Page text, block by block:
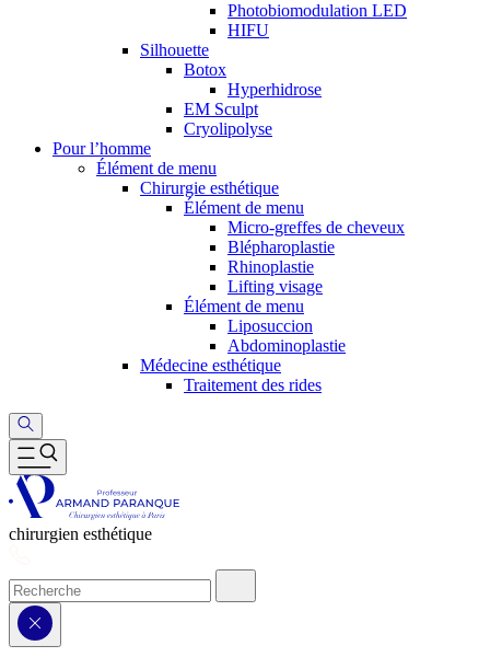
Photobiomodulation LED
HIFU
Silhouette
Botox
Hyperhidrose
EM Sculpt
Cryolipolyse
Pour l’homme
Élément de menu
Chirurgie esthétique
Élément de menu
Micro-greffes de cheveux
Blépharoplastie
Rhinoplastie
Lifting visage
Élément de menu
Liposuccion
Abdominoplastie
Médecine esthétique
Traitement des rides
chirurgien esthétique